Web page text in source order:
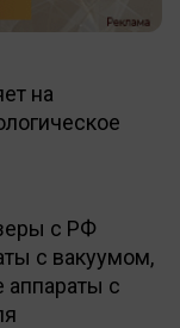
на
с РФ
с вакуумом,
аппараты с